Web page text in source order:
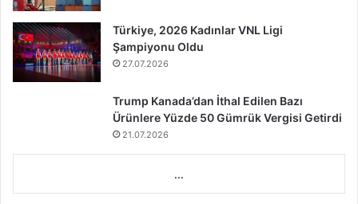
Türkiye, 2026 Kadınlar VNL Ligi
Şampiyonu Oldu
27.07.2026
Trump Kanada’dan İthal Edilen Bazı
Ürünlere Yüzde 50 Gümrük Vergisi Getirdi
21.07.2026
...